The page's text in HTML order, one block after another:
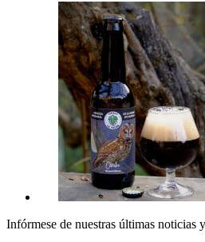
Infórmese de nuestras últimas noticias